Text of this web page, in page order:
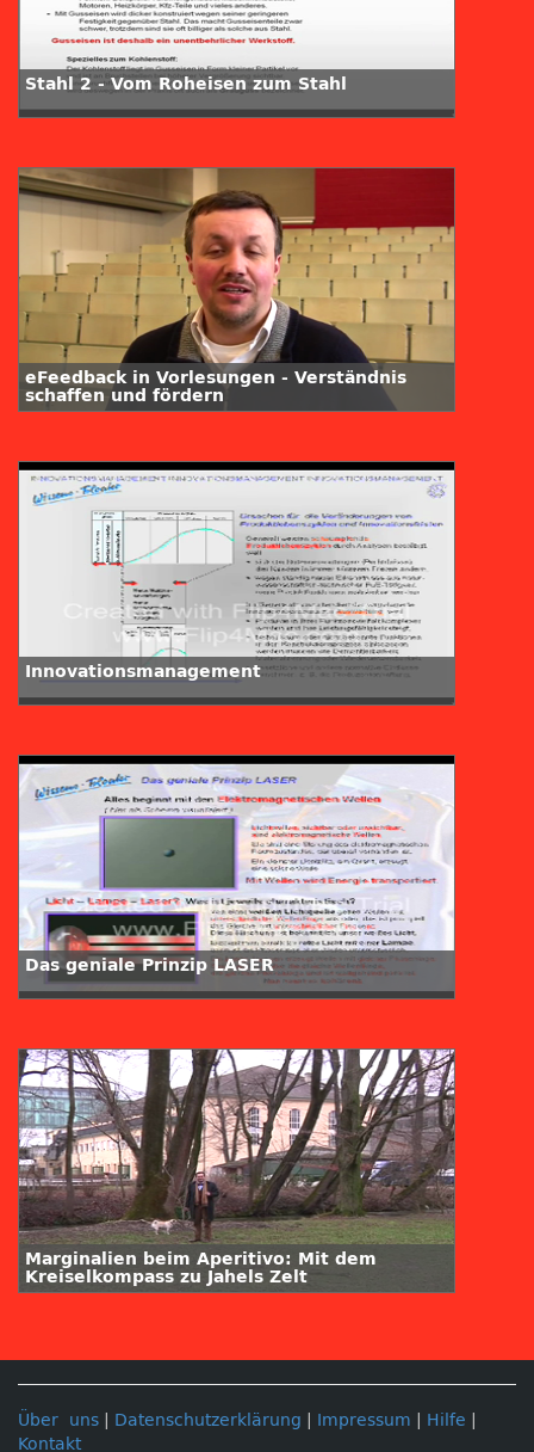
Stahl 2 - Vom Roheisen zum Stahl
eFeedback in Vorlesungen - Verständnis
schaffen und fördern
Innovationsmanagement
Das geniale Prinzip LASER
Marginalien beim Aperitivo: Mit dem
Kreiselkompass zu Jahels Zelt
Über uns Datenschutzerklärung Impressum Hilfe
Kontakt